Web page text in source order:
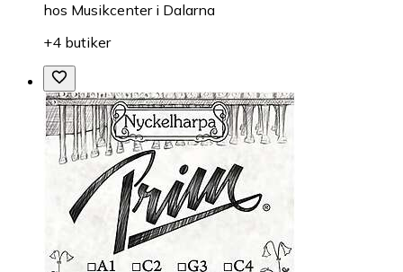
hos Musikcenter i Dalarna
+4 butiker